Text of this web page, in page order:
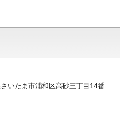
いたま市浦和区高砂三丁目14番